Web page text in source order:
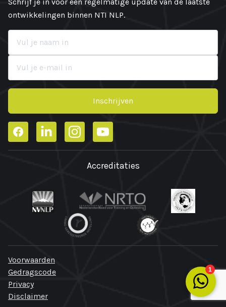
ontwikkelingen binnen NTI NLP.
Inschrijven
FacebookLinkedInInstagramYouTube
Accreditaties
Voorwaarden
Gedragscode
Privacy
Disclaimer